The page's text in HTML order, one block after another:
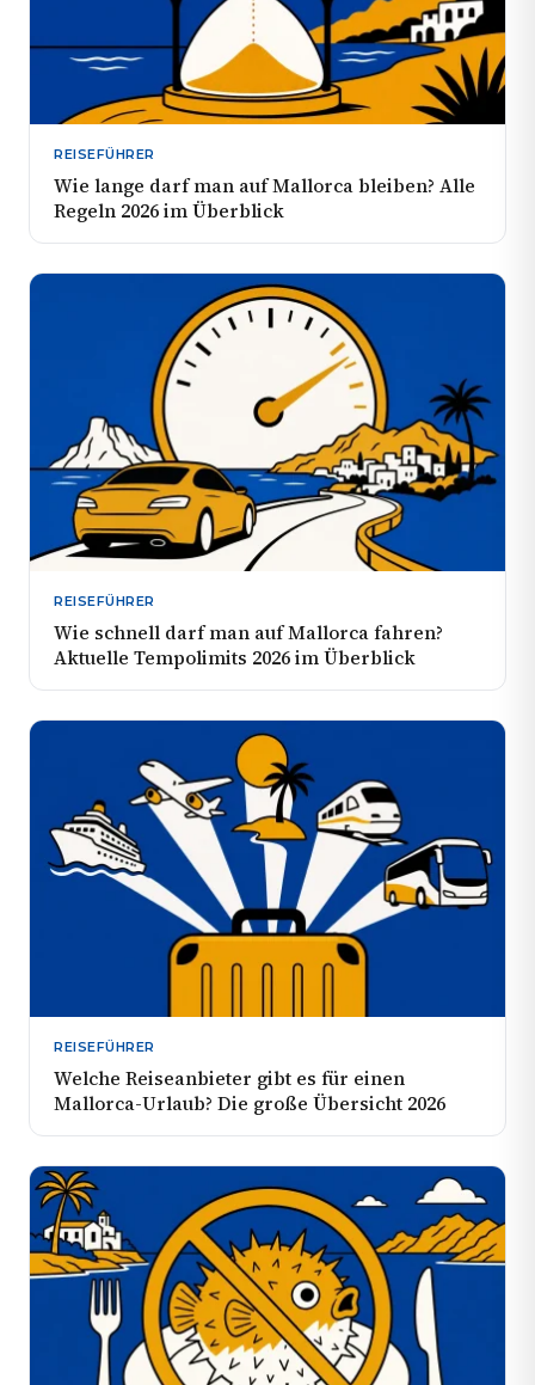
REISEFÜHRER
Wie lange darf man auf Mallorca bleiben? Alle
Regeln 2026 im Überblick
REISEFÜHRER
Wie schnell darf man auf Mallorca fahren?
Aktuelle Tempolimits 2026 im Überblick
REISEFÜHRER
Welche Reiseanbieter gibt es für einen
Mallorca-Urlaub? Die große Übersicht 2026